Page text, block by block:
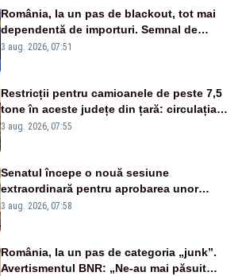
România, la un pas de blackout, tot mai
dependentă de importuri. Semnal de
alarmă tras de un expert în energie
3 aug. 2026, 07:51
Restricții pentru camioanele de peste 7,5
tone în aceste județe din țară: circulația
este interzisă luni, între orele 12:00 și
3 aug. 2026, 07:55
Senatul începe o nouă sesiune
extraordinară pentru aprobarea unor
jaloane din PNRR
3 aug. 2026, 07:58
România, la un pas de categoria „junk”.
Avertismentul BNR: „Ne-au mai păsuit